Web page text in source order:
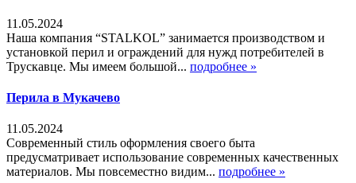
11.05.2024
Наша компания “STALKOL” занимается производством и
установкой перил и ограждений для нужд потребителей в
Трускавце. Мы имеем большой... подробнее »
Перила в Мукачево
11.05.2024
Современный стиль оформления своего быта
предусматривает использование современных качественных
материалов. Мы повсеместно видим... подробнее »